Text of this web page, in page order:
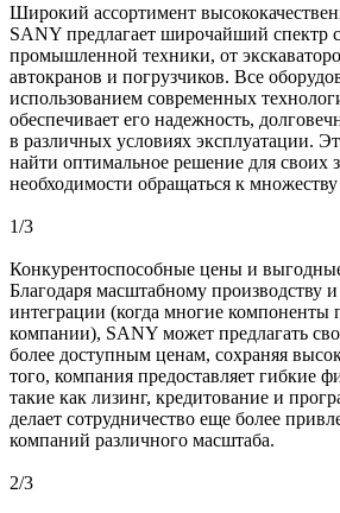
Широкий ассортимент
SANY предлагает широчайший спектр
промышленной техники, от
автокранов и погрузчиков. Все
использованием современных
обеспечивает его надежность,
в различных условиях эксплуатации.
найти оптимальное решение для своих
необходимости обращаться к
1/3
Конкурентоспособные цены и
Благодаря масштабному производству
интеграции (когда многие компоненты
компании), SANY может предлагать
более доступным ценам, сохраняя
того, компания предоставляет гибкие
такие как лизинг, кредитование и
делает сотрудничество еще более
компаний различного масштаба.
2/3